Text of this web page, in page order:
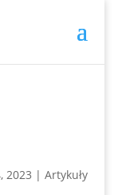
2023 | Artykuły